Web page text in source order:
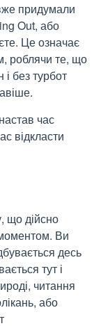
придумали
Out, або
Це означає
роблячи те, що
без турбот
час
відкласти
що дійсно
Ви
десь
тут і
читання
або